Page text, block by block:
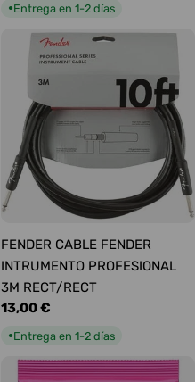
●Entrega en 1-2 días
FENDER CABLE FENDER
INTRUMENTO PROFESIONAL
3M RECT/RECT
Precio
13,00 €
●Entrega en 1-2 días